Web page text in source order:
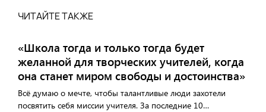
ЧИТАЙТЕ ТАКЖЕ
«Школа тогда и только тогда будет
желанной для творческих учителей, когда
она станет миром свободы и достоинства»
Всё думаю о мечте, чтобы талантливые люди захотели
посвятить себя миссии учителя. За последние 10…